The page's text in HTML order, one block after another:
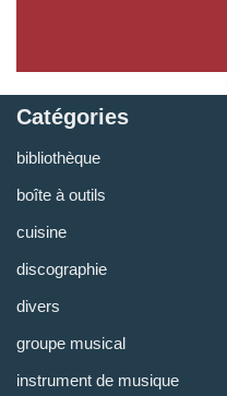
Catégories
bibliothèque
boîte à outils
cuisine
discographie
divers
groupe musical
instrument de musique